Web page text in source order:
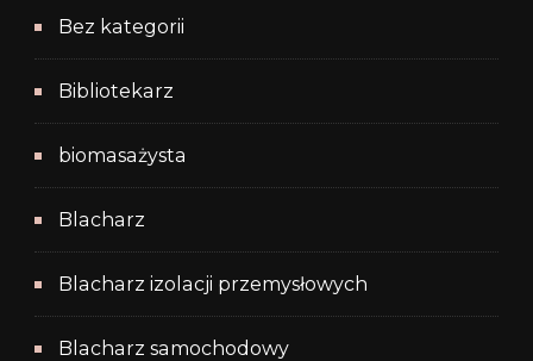
Bez kategorii
Bibliotekarz
biomasażysta
Blacharz
Blacharz izolacji przemysłowych
Blacharz samochodowy